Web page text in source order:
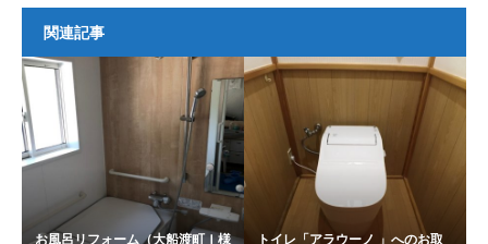
関連記事
お風呂リフォーム（大船渡町Ｉ様
トイレ「アラウーノ 」へのお取